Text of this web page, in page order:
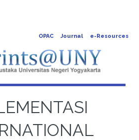
OPAC Journal e-Resources